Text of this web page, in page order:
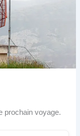
prochain voyage.